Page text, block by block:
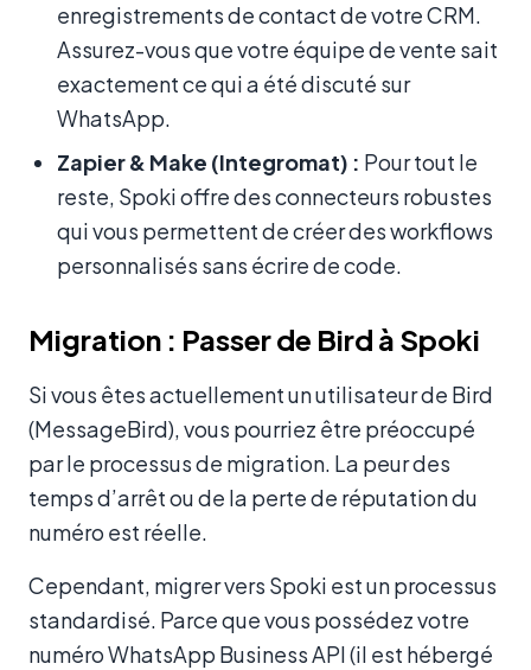
enregistrements de contact de votre CRM.
Assurez-vous que votre équipe de vente sait
exactement ce qui a été discuté sur
WhatsApp.
Zapier & Make (Integromat) : Pour tout le
reste, Spoki offre des connecteurs robustes
qui vous permettent de créer des workflows
personnalisés sans écrire de code.
Migration : Passer de Bird à Spoki
Si vous êtes actuellement un utilisateur de Bird
(MessageBird), vous pourriez être préoccupé
par le processus de migration. La peur des
temps d’arrêt ou de la perte de réputation du
numéro est réelle.
Cependant, migrer vers Spoki est un processus
standardisé. Parce que vous possédez votre
numéro WhatsApp Business API (il est hébergé